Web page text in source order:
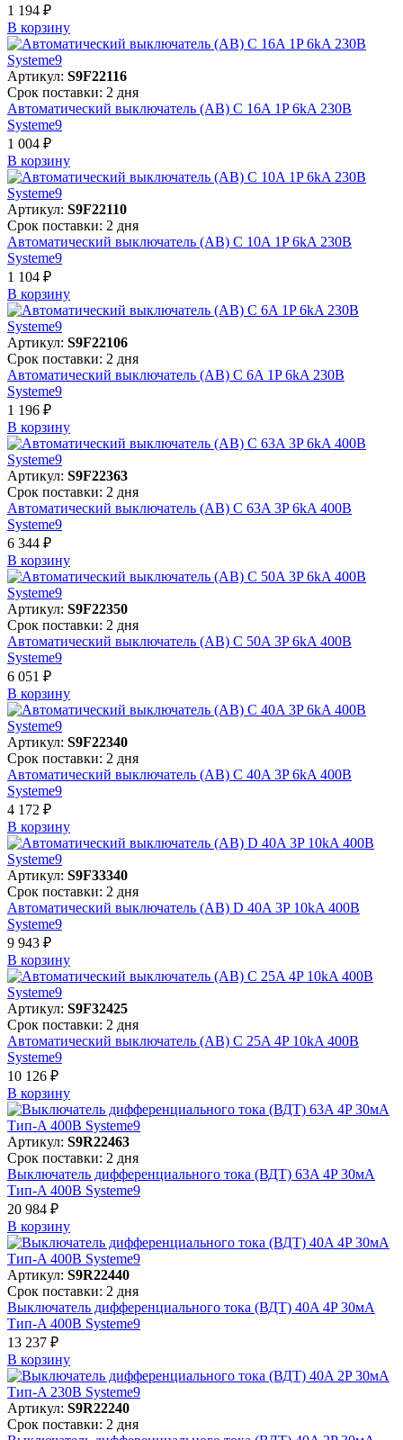
1 194 ₽
В корзинy
Артикул: S9F22116
Срок поставки: 2 дня
Автоматический выключатель (АВ) C 16A 1P 6kA 230В
Systeme9
1 004 ₽
В корзинy
Артикул: S9F22110
Срок поставки: 2 дня
Автоматический выключатель (АВ) C 10A 1P 6kA 230В
Systeme9
1 104 ₽
В корзинy
Артикул: S9F22106
Срок поставки: 2 дня
Автоматический выключатель (АВ) C 6A 1P 6kA 230В
Systeme9
1 196 ₽
В корзинy
Артикул: S9F22363
Срок поставки: 2 дня
Автоматический выключатель (АВ) C 63A 3P 6kA 400В
Systeme9
6 344 ₽
В корзинy
Артикул: S9F22350
Срок поставки: 2 дня
Автоматический выключатель (АВ) C 50A 3P 6kA 400В
Systeme9
6 051 ₽
В корзинy
Артикул: S9F22340
Срок поставки: 2 дня
Автоматический выключатель (АВ) C 40A 3P 6kA 400В
Systeme9
4 172 ₽
В корзинy
Артикул: S9F33340
Срок поставки: 2 дня
Автоматический выключатель (АВ) D 40A 3P 10kA 400В
Systeme9
9 943 ₽
В корзинy
Артикул: S9F32425
Срок поставки: 2 дня
Автоматический выключатель (АВ) C 25A 4P 10kA 400В
Systeme9
10 126 ₽
В корзинy
Артикул: S9R22463
Срок поставки: 2 дня
Выключатель дифференциального тока (ВДТ) 63A 4P 30мА
Тип-A 400В Systeme9
20 984 ₽
В корзинy
Артикул: S9R22440
Срок поставки: 2 дня
Выключатель дифференциального тока (ВДТ) 40A 4P 30мА
Тип-A 400В Systeme9
13 237 ₽
В корзинy
Артикул: S9R22240
Срок поставки: 2 дня